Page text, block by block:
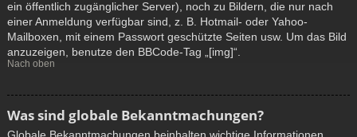
ein öffentlich zugänglicher Server), noch zu Bildern, die nur nach
einer Anmeldung verfügbar sind, z. B. Hotmail- oder Yahoo-
Mailboxen, mit einem Passwort geschützte Seiten usw. Um das Bild
anzuzeigen, benutze den BBCode-Tag „[img]“.
Nach oben
Was sind globale Bekanntmachungen?